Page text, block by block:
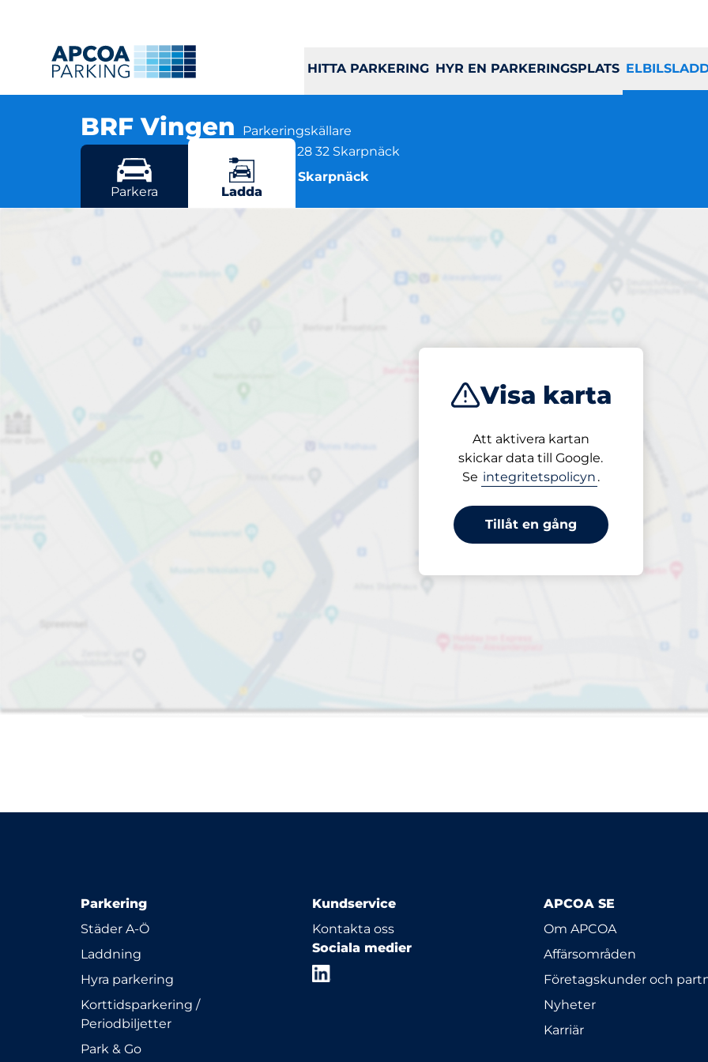
HITTA PARKERING HYR EN PARKERINGSPLATS
BRF Vingen
Parkeringskällare
Gondolgatan 12-14, Pilotgatan 34, 128 32 Skarpnäck
Flera parkeringsmöjligheter i Skarpnäck
Visa karta
Att aktivera kartan
skickar data till Google.
Se integritetspolicyn .
Tillåt en gång
Parkera Ladda
BRF Vingen
Öppet nu
Electric Car Charging Spaces
Priser och betalning
Parkering
Städer A-Ö
Laddning
Hyra parkering
Korttidsparkering /
Periodbiljetter
Park & Go
Kundservice
Kontakta oss
Sociala medier
APCOA SE
Om APCOA
Affärsområden
Företagskunder och
Nyheter
Karriär